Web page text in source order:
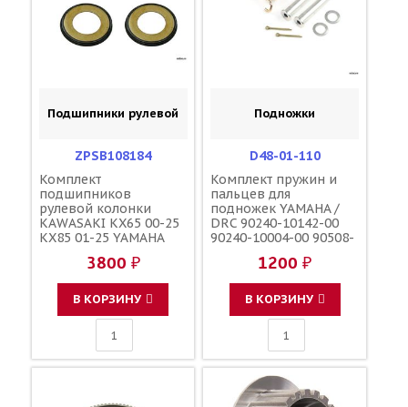
Подшипники рулевой
ZPSB108184
Комплект
подшипников
рулевой колонки
KAWASAKI KX65 00-25
KX85 01-25 YAMAHA
/ ZORO PARTS 22-1022
32005JRRS 92116-1065
93332-00059-00 93332-
3800 ₽
В КОРЗИНУ
Подножки
D48-01-110
Комплект пружин и
пальцев для
подножек YAMAHA /
DRC 90240-10142-00
90240-10004-00 90508-
1200 ₽
В КОРЗИНУ